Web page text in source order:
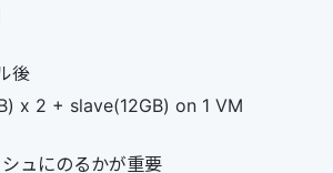
後
x 2 + slave(12GB) on 1 VM
ュにのるかが重要